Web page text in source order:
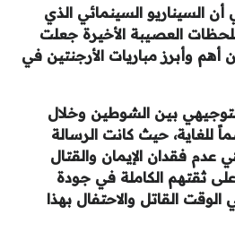
أن السيناريو السينمائي الذي
العصيبة الأخيرة جعلت
وأبرز مباريات الأرجنتين في
بين الشوطين وخلال
للغاية، حيث كانت الرسالة
عدم فقدان الإيمان والقتال
ثقتهم الكاملة في جودة
القاتل والاحتفال بهذا